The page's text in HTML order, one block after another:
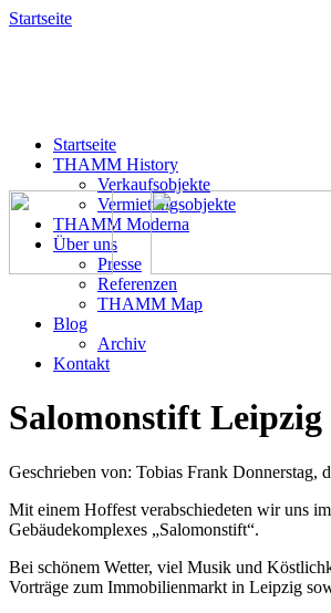
Startseite
Startseite
THAMM History
Verkaufsobjekte
Vermietungsobjekte
THAMM Moderna
Über uns
Presse
Referenzen
THAMM Map
Blog
Archiv
Kontakt
Salomonstift
Geschrieben von: Tobias Frank Donnerstag,
Mit einem Hoffest verabschiedeten wir uns
Gebäudekomplexes „Salomonstift“.
Bei schönem Wetter, viel Musik und
Vorträge zum Immobilienmarkt in Leipzig